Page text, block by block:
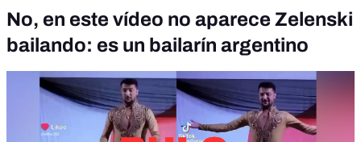
No, en este vídeo no aparece Zelenski
bailando: es un bailarín argentino